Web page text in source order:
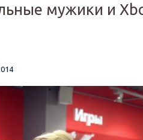
мужики и